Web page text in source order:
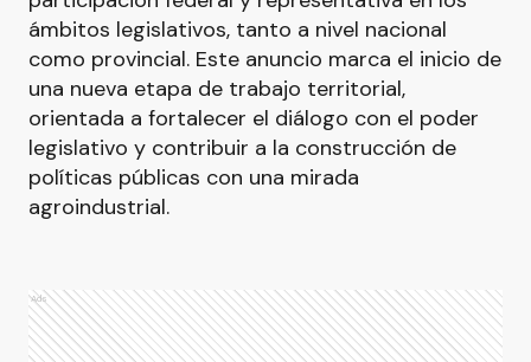
ámbitos legislativos, tanto a nivel nacional
como provincial. Este anuncio marca el inicio de
una nueva etapa de trabajo territorial,
orientada a fortalecer el diálogo con el poder
legislativo y contribuir a la construcción de
políticas públicas con una mirada
agroindustrial.
Ads